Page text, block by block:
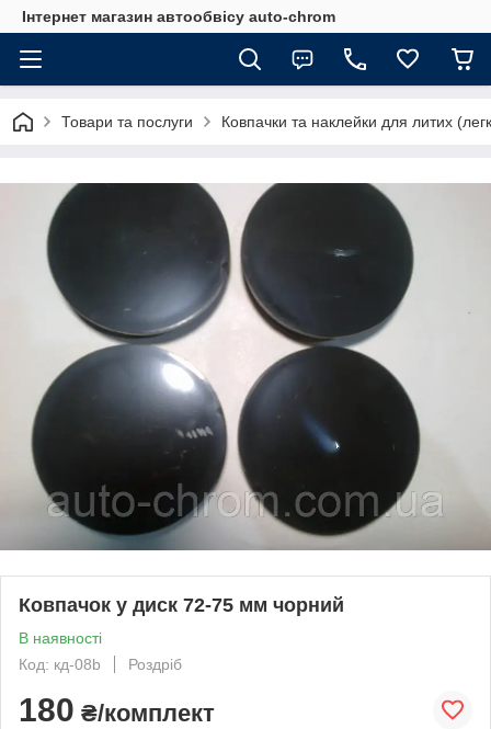
Інтернет магазин автообвісу auto-chrom
Товари та послуги Ковпачки та наклейки для литих
Ковпачок у диск 72-75 мм чорний
В наявності
Код: кд-08b
Роздріб
180 ₴/комплект